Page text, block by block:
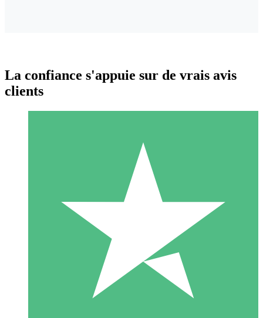
Packs de Crédits Individuels
Payez à l'utilisation avec des crédits de téléchargement. Sans
1 Téléchargement
10 00
La confiance s'appuie sur de vrais avis
clients